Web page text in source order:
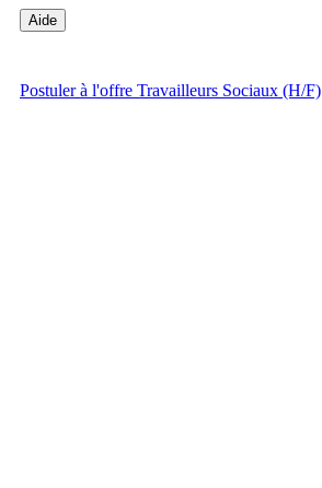
Aide
Postulerà l'offre Travailleurs Sociaux (H/F)